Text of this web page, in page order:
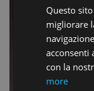
Questo
migliorare
acconsenti
con la
more